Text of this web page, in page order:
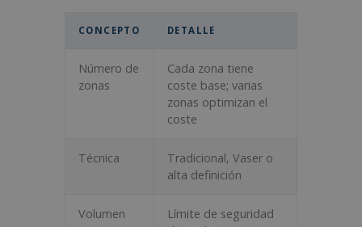
CONCEPTO DETALLE
Número de
zonas
Cada zona tiene
coste base; varias
zonas optimizan el
coste
Técnica
Tradicional, Vaser o
alta definición
Volumen
Límite de seguridad